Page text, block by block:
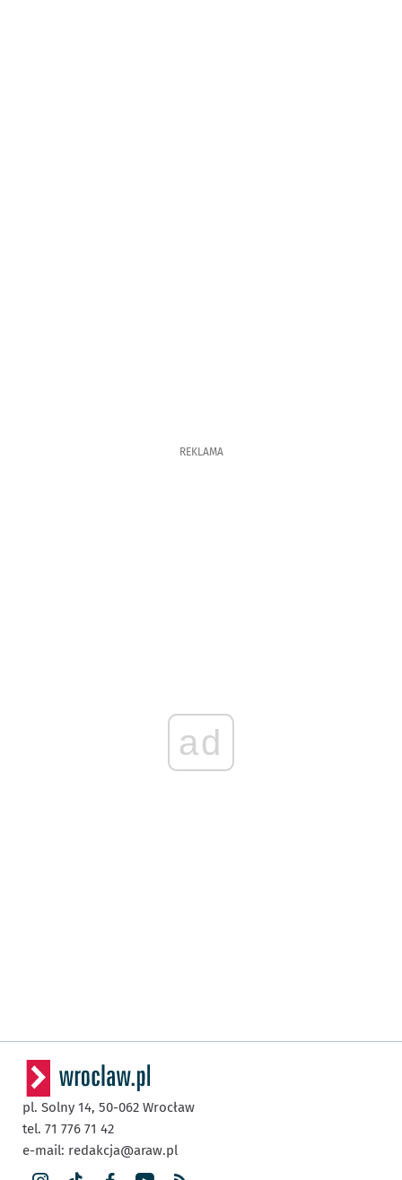
REKLAMA
ad
pl. Solny 14, 50-062 Wrocław
tel. 71 776 71 42
e-mail: redakcja@araw.pl